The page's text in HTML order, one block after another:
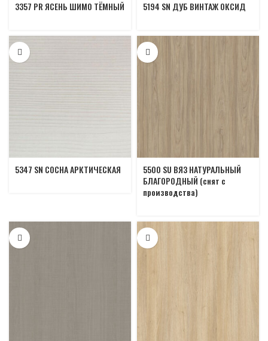
3357 PR ЯСЕНЬ ШИМО ТЁМНЫЙ 5194 SN ДУБ ВИНТАЖ ОКСИД
5347 SN СОСНА АРКТИЧЕСКАЯ
5500 SU ВЯЗ НАТУРАЛЬНЫЙ
БЛАГОРОДНЫЙ (cнят с
производства)